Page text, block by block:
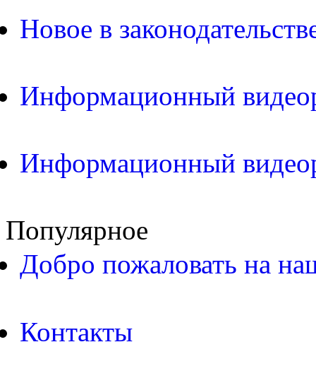
Новое в
Информационный
Информационный
Популярное
Добро пожаловать на
Контакты